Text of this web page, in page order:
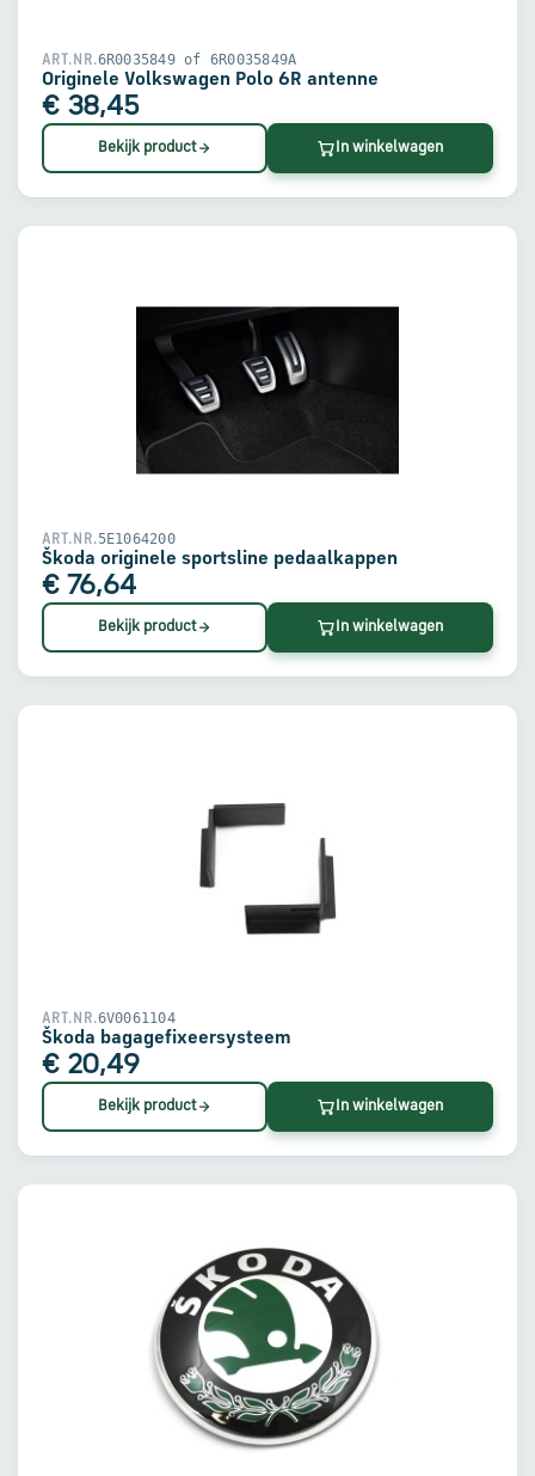
ART.NR.6R0035849 of 6R0035849A
Originele Volkswagen Polo 6R antenne
€ 38,45
Bekijk product In winkelwagen
ART.NR.5E1064200
Škoda originele sportsline pedaalkappen
€ 76,64
Bekijk product In winkelwagen
ART.NR.6V0061104
Škoda bagagefixeersysteem
€ 20,49
Bekijk product In winkelwagen